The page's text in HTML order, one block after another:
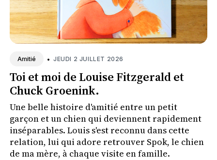
Amitié • JEUDI 2 JUILLET 2026
Toi et moi de Louise Fitzgerald et
Chuck Groenink.
Une belle histoire d'amitié entre un petit
garçon et un chien qui deviennent rapidement
inséparables. Louis s'est reconnu dans cette
relation, lui qui adore retrouver Spok, le chien
de ma mère, à chaque visite en famille.